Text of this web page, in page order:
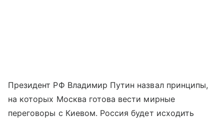
Президент РФ Владимир Путин назвал принципы,
на которых Москва готова вести мирные
переговоры с Киевом. Россия будет исходить